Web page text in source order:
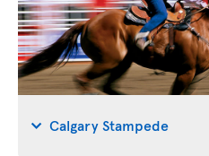
Calgary Stampede